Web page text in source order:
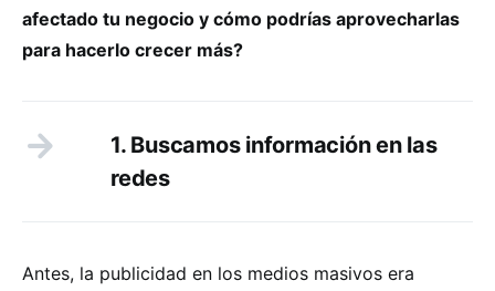
afectado tu negocio y cómo podrías aprovecharlas
para hacerlo crecer más?
1. Buscamos información en las
redes
Antes, la publicidad en los medios masivos era